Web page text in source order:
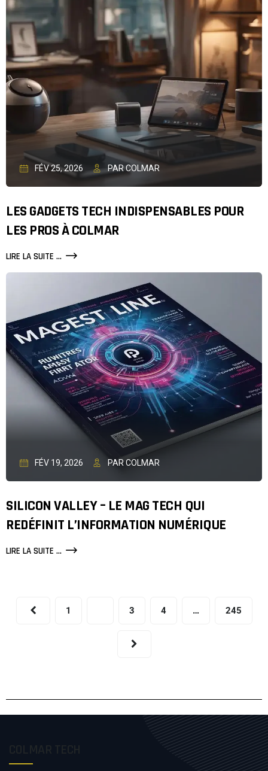
FÉV 25, 2026 PAR COLMAR
LES GADGETS TECH INDISPENSABLES POUR
LES PROS À COLMAR
LIRE LA SUITE ...
FÉV 19, 2026 PAR COLMAR
SILICON VALLEY – LE MAG TECH QUI
REDÉFINIT L’INFORMATION NUMÉRIQUE
LIRE LA SUITE ...
1 3 4 … 245